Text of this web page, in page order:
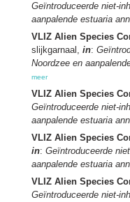
Geïntroduceerde niet-
aanpalende estuaria
VLIZ Alien Species
slijkgarnaal, in:
Noordzee en
meer
VLIZ Alien Species
Geïntroduceerde niet-
aanpalende estuaria
VLIZ Alien Species
in: Geïntroduceerde
aanpalende estuaria
VLIZ Alien Species
Geïntroduceerde niet-